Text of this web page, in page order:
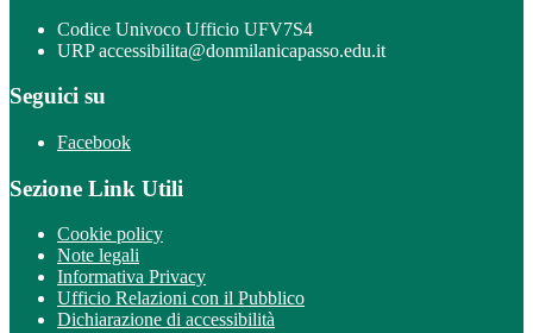
Codice Univoco Ufficio UFV7S4
URP accessibilita@donmilanicapasso.edu.it
Seguici su
Facebook
Sezione Link Utili
Cookie policy
Note legali
Informativa Privacy
Ufficio Relazioni con il Pubblico
Dichiarazione di accessibilità